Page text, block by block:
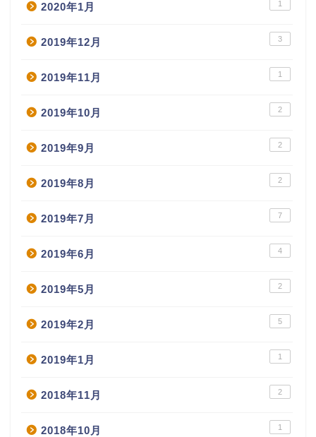
2020年1月 1
2019年12月 3
2019年11月 1
2019年10月 2
2019年9月 2
2019年8月 2
2019年7月 7
2019年6月 4
2019年5月 2
2019年2月 5
2019年1月 1
2018年11月 2
2018年10月 1